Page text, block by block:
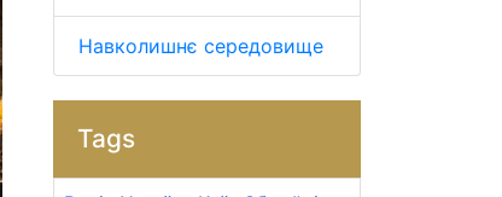
Навколишнє середовище
Tags